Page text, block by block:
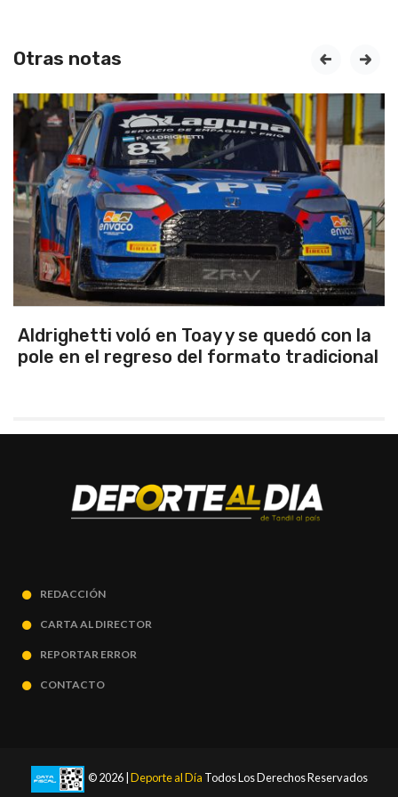
Otras notas
Emanuel Ance, subcampeón nacional en
Rosario
prev next
REDACCIÓN
CARTA AL DIRECTOR
REPORTAR ERROR
CONTACTO
© 2026 | Deporte al Día Todos Los Derechos Reservados